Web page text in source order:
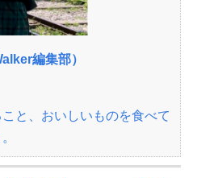
編集部）
と、おいしいものを食べて